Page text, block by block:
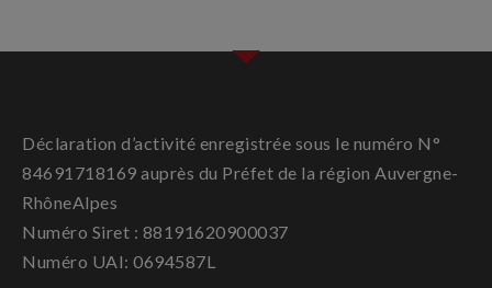
Déclaration d’activité enregistrée sous le numéro N°
84691718169 auprès du Préfet de la région Auvergne-
RhôneAlpes
Numéro Siret : 88191620900037
Numéro UAI: 0694587L